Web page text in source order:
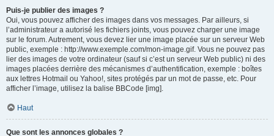
Puis-je publier des images ?
Oui, vous pouvez afficher des images dans vos messages. Par ailleurs, si
l’administrateur a autorisé les fichiers joints, vous pouvez charger une image
sur le forum. Autrement, vous devez lier une image placée sur un serveur Web
public, exemple : http://www.exemple.com/mon-image.gif. Vous ne pouvez pas
lier des images de votre ordinateur (sauf si c’est un serveur Web public) ni des
images placées derrière des mécanismes d’authentification, exemple : boîtes
aux lettres Hotmail ou Yahoo!, sites protégés par un mot de passe, etc. Pour
afficher l’image, utilisez la balise BBCode [img].
Haut
Que sont les annonces globales ?